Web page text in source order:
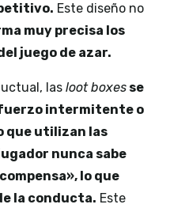
Este diseño no
muy precisa los
juego de azar.
las loot boxes se
intermitente o
que utilizan las
nunca sabe
lo que
la conducta. Este